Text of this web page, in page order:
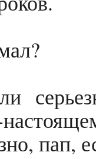
пап,